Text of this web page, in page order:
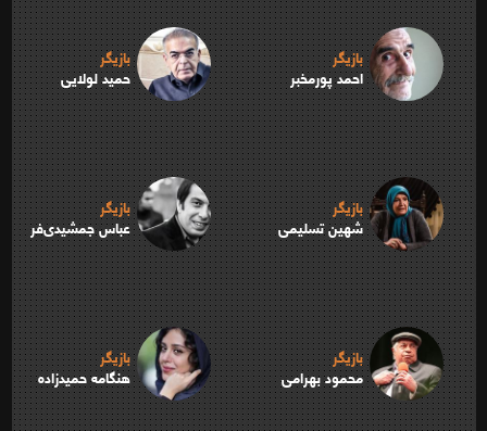
بازیگر
احمد پورمخبر
بازیگر
حمید لولایی
بازیگر
شهین تسلیمی
بازیگر
عباس جمشیدی‌فر
بازیگر
محمود بهرامی
بازیگر
هنگامه حمیدزاده